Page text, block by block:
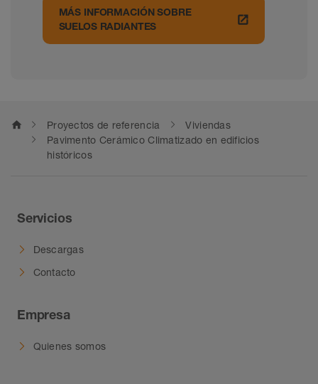
MÁS INFORMACIÓN SOBRE
SUELOS RADIANTES
launch
home Proyectos de referencia
Viviendas
Pavimento Cerámico Climatizado en edificios
históricos
Servicios
Descargas
Contacto
Empresa
Quienes somos